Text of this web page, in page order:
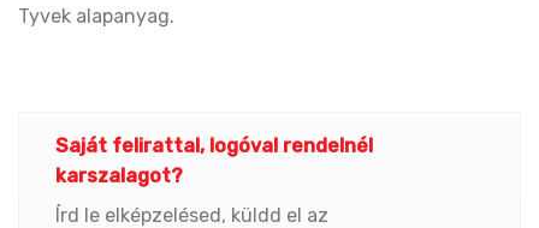
Tyvek alapanyag.
Saját felirattal, logóval rendelnél
karszalagot?
Írd le elképzelésed, küldd el az